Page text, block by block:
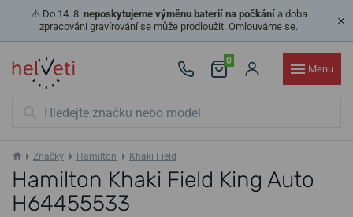
⚠️ Do 14. 8. neposkytujeme výměnu baterií na počkánía doba
zpracování gravírování se může prodloužit. Omlouváme se.
0
Menu
Značky Hamilton Khaki Field
Hamilton Khaki Field King Auto
H64455533